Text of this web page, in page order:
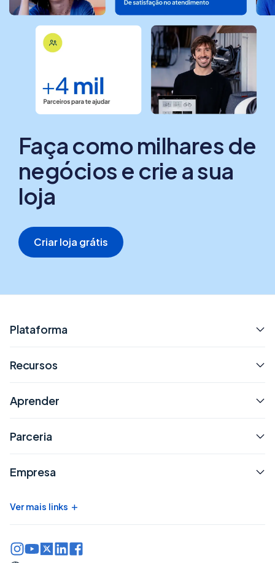
Faça como milhares de
negócios e crie a sua
loja
Criar loja grátis
Plataforma
Recursos
Aprender
Parceria
Empresa
Ver mais links +